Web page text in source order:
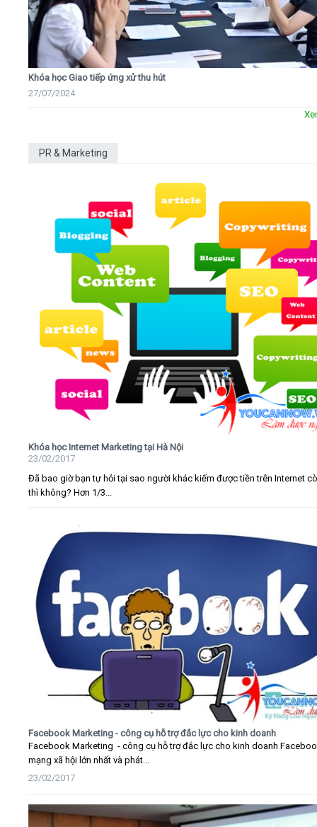
Khóa học Giao tiếp ứng xử thu hút
27/07/2024
PR & Marketing
Khóa học Internet Marketing tại Hà Nội
23/02/2017
Đã bao giờ bạn tự hỏi tại sao người khác kiếm được tiền trên Internet
thì không? Hơn 1/3...
Facebook Marketing - công cụ hỗ trợ đắc lực cho kinh doanh
Facebook Marketing - công cụ hỗ trợ đắc lực cho kinh doanh
mạng xã hội lớn nhất và phát...
23/02/2017